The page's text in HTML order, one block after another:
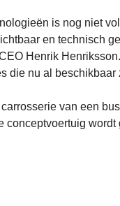
is nog niet
en technisch
Henrik
die nu al beschikbaar
van een
wordt